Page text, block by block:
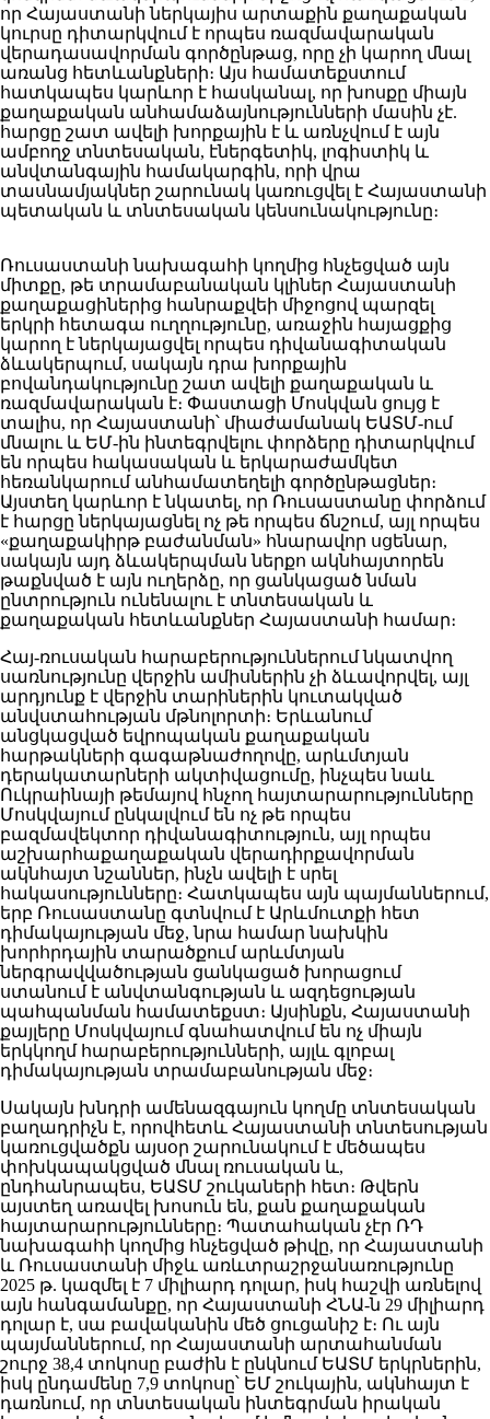
որ Հայաստանի ներկայիս արտաքին քաղաքական
կուրսը դիտարկվում է որպես ռազմավարական
վերադասավորման գործընթաց, որը չի կարող մնալ
առանց հետևանքների։ Այս համատեքստում
հատկապես կարևոր է հասկանալ, որ խոսքը միայն
քաղաքական անհամաձայնությունների մասին չէ.
հարցը շատ ավելի խորքային է և առնչվում է այն
ամբողջ տնտեսական, էներգետիկ, լոգիստիկ և
անվտանգային համակարգին, որի վրա
տասնամյակներ շարունակ կառուցվել է Հայաստանի
պետական և տնտեսական կենսունակությունը։
Ռուսաստանի նախագահի կողմից հնչեցված այն
միտքը, թե տրամաբանական կլիներ Հայաստանի
քաղաքացիներից հանրաքվեի միջոցով պարզել
երկրի հետագա ուղղությունը, առաջին հայացքից
կարող է ներկայացվել որպես դիվանագիտական
ձևակերպում, սակայն դրա խորքային
բովանդակությունը շատ ավելի քաղաքական և
ռազմավարական է։ Փաստացի Մոսկվան ցույց է
տալիս, որ Հայաստանի՝ միաժամանակ ԵԱՏՄ-ում
մնալու և ԵՄ-ին ինտեգրվելու փորձերը դիտարկվում
են որպես հակասական և երկարաժամկետ
հեռանկարում անհամատեղելի գործընթացներ։
Այստեղ կարևոր է նկատել, որ Ռուսաստանը փորձում
է հարցը ներկայացնել ոչ թե որպես ճնշում, այլ որպես
«քաղաքակիրթ բաժանման» հնարավոր սցենար,
սակայն այդ ձևակերպման ներքո ակնհայտորեն
թաքնված է այն ուղերձը, որ ցանկացած նման
ընտրություն ունենալու է տնտեսական և
քաղաքական հետևանքներ Հայաստանի համար։
Հայ-ռուսական հարաբերություններում նկատվող
սառնությունը վերջին ամիսներին չի ձևավորվել, այլ
արդյունք է վերջին տարիներին կուտակված
անվստահության մթնոլորտի։ Երևանում
անցկացված եվրոպական քաղաքական
հարթակների գագաթնաժողովը, արևմտյան
դերակատարների ակտիվացումը, ինչպես նաև
Ուկրաինայի թեմայով հնչող հայտարարությունները
Մոսկվայում ընկալվում են ոչ թե որպես
բազմավեկտոր դիվանագիտություն, այլ որպես
աշխարհաքաղաքական վերադիրքավորման
ակնհայտ նշաններ, ինչն ավելի է սրել
հակասությունները։ Հատկապես այն պայմաններում,
երբ Ռուսաստանը գտնվում է Արևմուտքի հետ
դիմակայության մեջ, նրա համար նախկին
խորհրդային տարածքում արևմտյան
ներգրավվածության ցանկացած խորացում
ստանում է անվտանգության և ազդեցության
պահպանման համատեքստ։ Այսինքն, Հայաստանի
քայլերը Մոսկվայում գնահատվում են ոչ միայն
երկկողմ հարաբերությունների, այլև գլոբալ
դիմակայության տրամաբանության մեջ։
Սակայն խնդրի ամենազգայուն կողմը տնտեսական
բաղադրիչն է, որովհետև Հայաստանի տնտեսության
կառուցվածքն այսօր շարունակում է մեծապես
փոխկապակցված մնալ ռուսական և,
ընդհանրապես, ԵԱՏՄ շուկաների հետ։ Թվերն
այստեղ առավել խոսուն են, քան քաղաքական
հայտարարությունները։ Պատահական չէր ՌԴ
նախագահի կողմից հնչեցված թիվը, որ Հայաստանի
և Ռուսաստանի միջև առևտրաշրջանառությունը
2025 թ. կազմել է 7 միլիարդ դոլար, իսկ հաշվի առնելով
այն հանգամանքը, որ Հայաստանի ՀՆԱ-ն 29 միլիարդ
դոլար է, սա բավականին մեծ ցուցանիշ է։ Ու այն
պայմաններում, որ Հայաստանի արտահանման
շուրջ 38,4 տոկոսը բաժին է ընկնում ԵԱՏՄ երկրներին,
իսկ ընդամենը 7,9 տոկոսը՝ ԵՄ շուկային, ակնհայտ է
դառնում, որ տնտեսական ինտեգրման իրական